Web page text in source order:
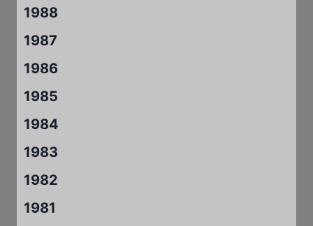
1988
1987
1986
1985
1984
1983
1982
1981